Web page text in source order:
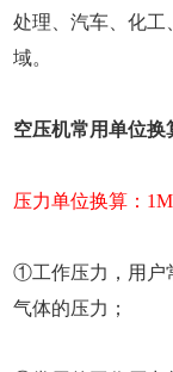
处理、汽车、化工
域。
空压机常用单位换
压力单位换算：
①工作压力，用户
气体的压力；